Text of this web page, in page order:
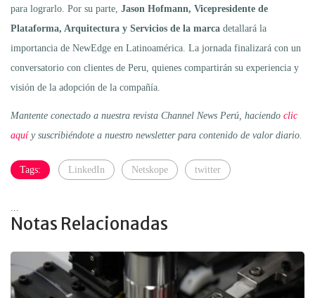
para lograrlo. Por su parte, Jason Hofmann, Vicepresidente de
Plataforma, Arquitectura y Servicios de la marca detallará la
importancia de NewEdge en Latinoamérica. La jornada finalizará con un
conversatorio con clientes de Peru, quienes compartirán su experiencia y
visión de la adopción de la compañía.
Mantente conectado a nuestra revista Channel News Perú, haciendo clic
aquíy suscribiéndote a nuestro newsletter para contenido de valor diario.
Tags: LinkedIn Netskope twitter
Notas Relacionadas